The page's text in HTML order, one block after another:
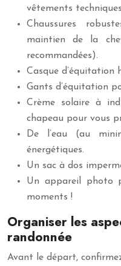
vêtements
Chaussures
maintien de la
recommandées).
Casque d’équitation
Gants d’équitation
Crème solaire à
chapeau pour vous
De l’eau (au
énergétiques.
Un sac à dos
Un appareil photo
moments !
Organiser les
randonnée
Avant le départ,